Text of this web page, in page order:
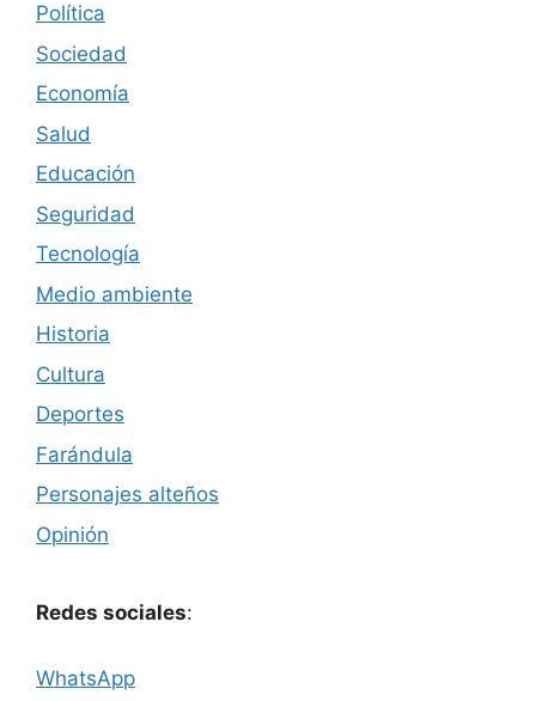
Política
Sociedad
Economía
Salud
Educación
Seguridad
Tecnología
Medio ambiente
Historia
Cultura
Deportes
Farándula
Personajes alteños
Opinión
Redes sociales:
WhatsApp